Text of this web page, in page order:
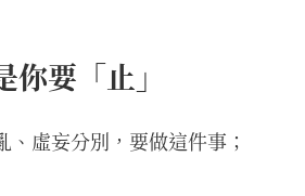
你要「止」
、虛妄分別，要做這件事；